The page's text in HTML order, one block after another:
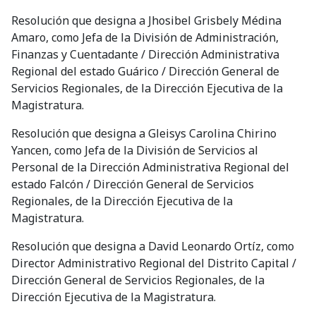
Resolución que designa a Jhosibel Grisbely Médina
Amaro, como Jefa de la División de Administración,
Finanzas y Cuentadante / Dirección Administrativa
Regional del estado Guárico / Dirección General de
Servicios Regionales, de la Dirección Ejecutiva de la
Magistratura.
Resolución que designa a Gleisys Carolina Chirino
Yancen, como Jefa de la División de Servicios al
Personal de la Dirección Administrativa Regional del
estado Falcón / Dirección General de Servicios
Regionales, de la Dirección Ejecutiva de la
Magistratura.
Resolución que designa a David Leonardo Ortíz, como
Director Administrativo Regional del Distrito Capital /
Dirección General de Servicios Regionales, de la
Dirección Ejecutiva de la Magistratura.